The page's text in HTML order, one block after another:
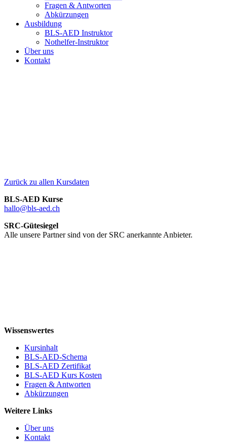
Fragen & Antworten
Abkürzungen
Ausbildung
BLS-AED Instruktor
Nothelfer-Instruktor
Über uns
Kontakt
Zurück zu allen Kursdaten
BLS-AED Kurse
hallo@bls-aed.ch
SRC-Gütesiegel
Alle unsere Partner sind von der SRC anerkannte Anbieter.
Wissenswertes
Kursinhalt
BLS-AED-Schema
BLS-AED Zertifikat
BLS-AED Kurs Kosten
Fragen & Antworten
Abkürzungen
Weitere Links
Über uns
Kontakt